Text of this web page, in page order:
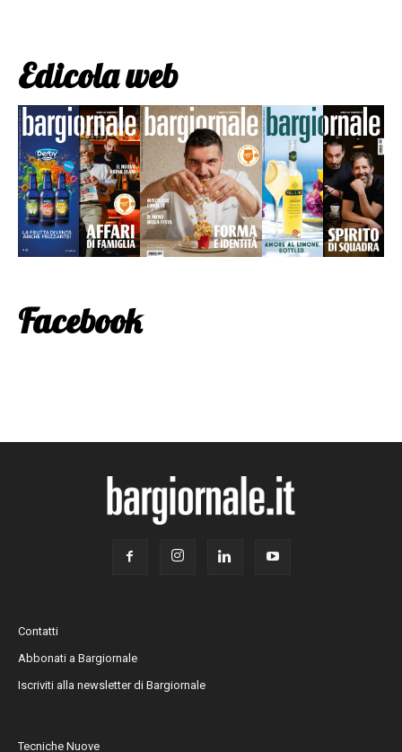
Edicola web
Facebook
Contatti
Abbonati a Bargiornale
Iscriviti alla newsletter di Bargiornale
Tecniche Nuove